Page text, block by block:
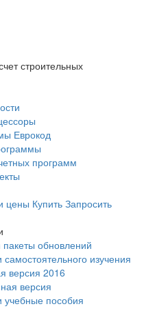
строительных
Еврокод
программ
цены Купить Запросить
пакеты обновлений
самостоятельного изучения
версия 2016
версия
учебные пособия